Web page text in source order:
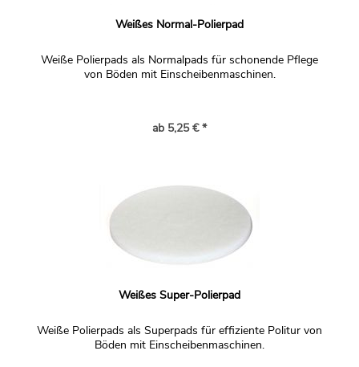
Weißes Normal-Polierpad
Weiße Polierpads als Normalpads für schonende Pflege
von Böden mit Einscheibenmaschinen.
ab 5,25 € *
Weißes Super-Polierpad
Weiße Polierpads als Superpads für effiziente Politur von
Böden mit Einscheibenmaschinen.